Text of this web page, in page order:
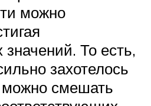
можно
То есть,
захотелось
смешать